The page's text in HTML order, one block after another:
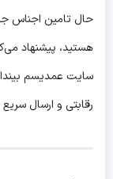
حال تامین اجناس
هستید، پیشنهاد
سایت عمدیسم
رقابتی و ارسال